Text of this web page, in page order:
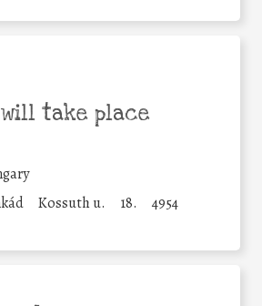
will take place
Kossuth u. 18. 4954